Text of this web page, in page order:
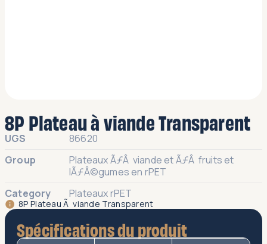
8P Plateau à viande Transparent
UGS
86620
Group
Plateaux ÃƒÂ viande et ÃƒÂ fruits et
lÃƒÂ©gumes en rPET
Category
Plateaux rPET
8P Plateau Ã viande Transparent
Spécifications du produit